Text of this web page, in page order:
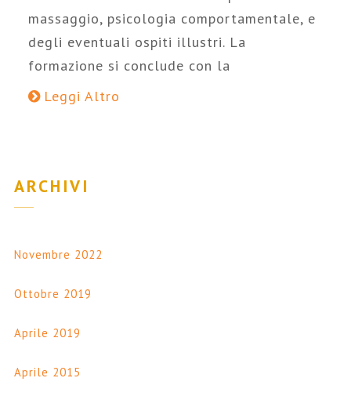
massaggio, psicologia comportamentale, e
degli eventuali ospiti illustri. La
formazione si conclude con la
Leggi Altro
ARCHIVI
Novembre 2022
Ottobre 2019
Aprile 2019
Aprile 2015